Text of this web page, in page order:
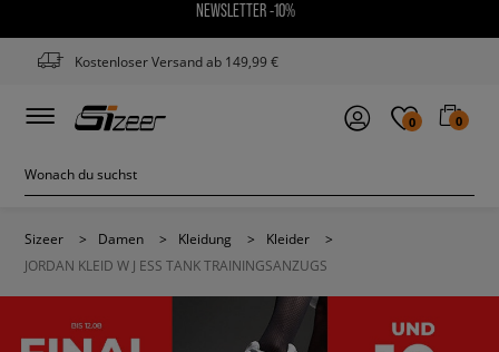
NEWSLETTER -10%
Kostenloser Versand ab 149,99 €
0 0
Sizeer > Damen > Kleidung > Kleider
>
JORDAN KLEID W J ESS TANK TRAININGSANZUGS